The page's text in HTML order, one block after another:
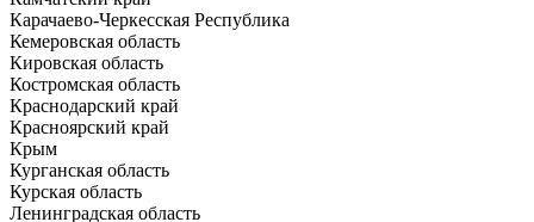
Карачаево-Черкесская Республика
Кемеровская область
Кировская область
Костромская область
Краснодарский край
Красноярский край
Крым
Курганская область
Курская область
Ленинградская область